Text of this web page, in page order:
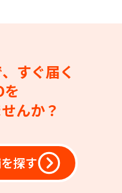
すぐ届く
を
んか？
探す